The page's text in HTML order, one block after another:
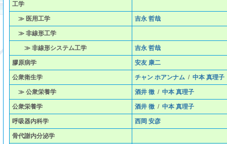
工学
≫ 医用工学 吉永 哲哉
≫ 非線形工学
≫ 非線形システム工学 吉永 哲哉
膠原病学 安友 康二
公衆衛生学 チャン ホアンナム/ 中本 真理子
≫ 公衆栄養学 酒井 徹/ 中本 真理子
公衆栄養学 酒井 徹/ 中本 真理子
呼吸器内科学 西岡 安彦
骨代謝内分泌学